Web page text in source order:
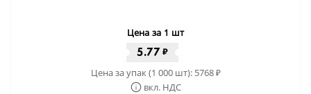
Цена за 1 шт
5.77 ₽
Цена за упак (1 000 шт): 5768₽
вкл. НДС